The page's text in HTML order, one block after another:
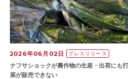
2026年06月02日 プレスリリース
ナフサショックが農作物の⽣産・出荷にも
菜が販売できない